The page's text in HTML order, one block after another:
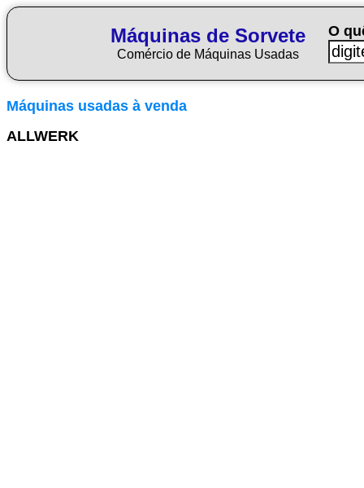
Máquinas de Sorvete
Comércio de Máquinas Usadas
O
Máquinas usadas à venda
ALLWERK